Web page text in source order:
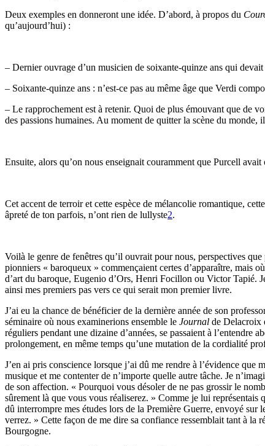
Deux exemples en donneront une idée. D’abord, à propos du
qu’aujourd’hui) :
– Dernier ouvrage d’un musicien de soixante-quinze ans qui
– Soixante-quinze ans : n’est-ce pas au même âge que Verdi
– Le rapprochement est à retenir. Quoi de plus émouvant que de
des passions humaines. Au moment de quitter la scène du
Ensuite, alors qu’on nous enseignait couramment que Purcell
Cet accent de terroir et cette espèce de mélancolie romantique,
âpreté de ton parfois, n’ont rien de lullyste2.
Voilà le genre de fenêtres qu’il ouvrait pour nous, perspectives
pionniers « baroqueux » commençaient certes d’apparaître, mais
d’art du baroque, Eugenio d’Ors, Henri Focillon ou Victor Tapié.
ainsi mes premiers pas vers ce qui serait mon premier livre.
J’ai eu la chance de bénéficier de la dernière année de son
séminaire où nous examinerions ensemble le Journal de Delacroix
réguliers pendant une dizaine d’années, se passaient à
prolongement, en même temps qu’une mutation de la cordialité
J’en ai pris conscience lorsque j’ai dû me rendre à l’évidence
musique et me contenter de n’importe quelle autre tâche. Je
de son affection. « Pourquoi vous désoler de ne pas grossir le
sûrement là que vous vous réaliserez. » Comme je lui représentais
dû interrompre mes études lors de la Première Guerre, envoyé sur
verrez. » Cette façon de me dire sa confiance ressemblait tant à la
Bourgogne.